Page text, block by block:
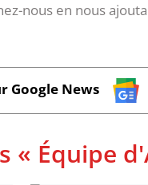
nous en nous
Google News
« Équipe